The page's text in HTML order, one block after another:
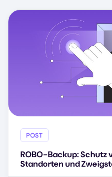
POST
ROBO-Backup: Schutz
Standorten und